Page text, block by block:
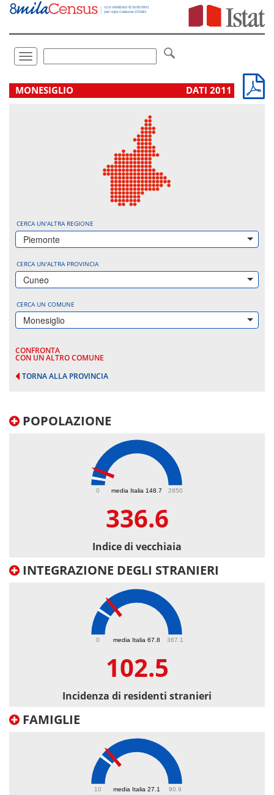
Vai
direttamente
Toggle
navigation
.
MONESIGLIO DATI 2011
CERCA UN'ALTRA REGIONE
Piemonte
CERCA UN'ALTRA PROVINCIA
Cuneo
CERCA UN COMUNE
Monesiglio
CONFRONTA
CON UN ALTRO COMUNE
TORNA ALLA PROVINCIA
POPOLAZIONE
media Italia 148.7
0 2850
336.6
Indice di vecchiaia
INTEGRAZIONE DEGLI STRANIERI
media Italia 67.8
0 367.1
102.5
Incidenza di residenti stranieri
FAMIGLIE
media Italia 27.1
10 90.9